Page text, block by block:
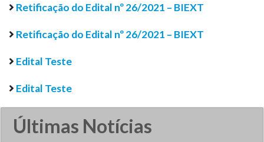
Retificação do Edital nº 26/2021 – BIEXT
Retificação do Edital nº 26/2021 – BIEXT
Edital Teste
Edital Teste
Últimas Notícias